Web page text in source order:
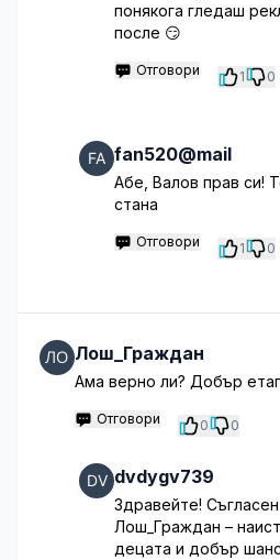
понякога гледаш
после 😏
Отговори 1 0
fan520@mail
Абе, Валов прав си!
стана
Отговори 1 0
Лош_Граждан
Ама верно ли? Добър
Отговори 0 0
dvdygv739
Здравейте!
Лош_Граждан –
децата и добър